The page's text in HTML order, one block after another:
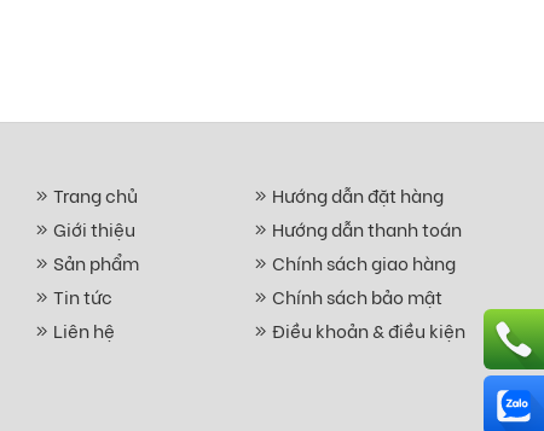
Trang chủ
Giới thiệu
Sản phẩm
Tin tức
Liên hệ
Hướng dẫn đặt hàng
Hướng dẫn thanh toán
Chính sách giao hàng
Chính sách bảo mật
Điều khoản & điều kiện